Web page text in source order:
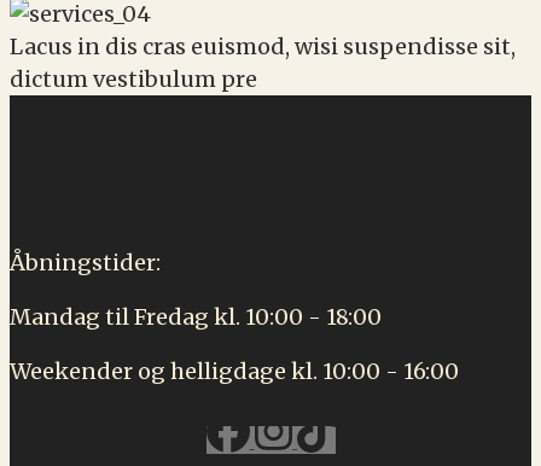
Lacus in dis cras euismod, wisi suspendisse sit,
dictum vestibulum pre
Åbningstider:
Mandag til Fredag kl. 10:00 - 18:00
Weekender og helligdage kl. 10:00 - 16:00